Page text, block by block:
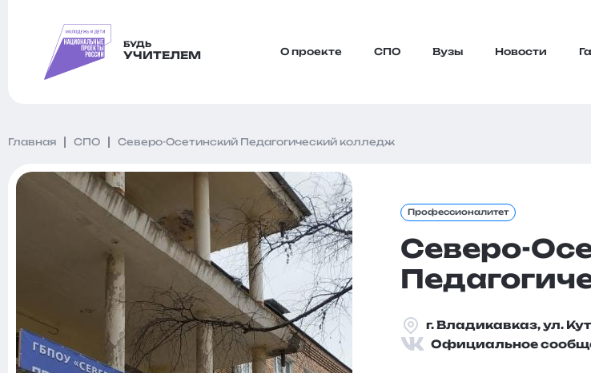
БУДЬ
УЧИТЕЛЕМ О проекте СПО Вузы Новости
Главная СПО Северо-Осетинский Педагогический колледж
Профессионалитет
Северо-
г. Владикавказ, ул.
Официальное